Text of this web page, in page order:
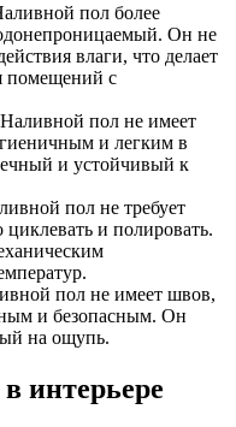
пол более
Он не
влаги, что делает
помещений с
Наливной пол не имеет
и легким в
и устойчивый к
пол не требует
и полировать.
пол не имеет швов,
и безопасным. Он
на ощупь.
интерьере